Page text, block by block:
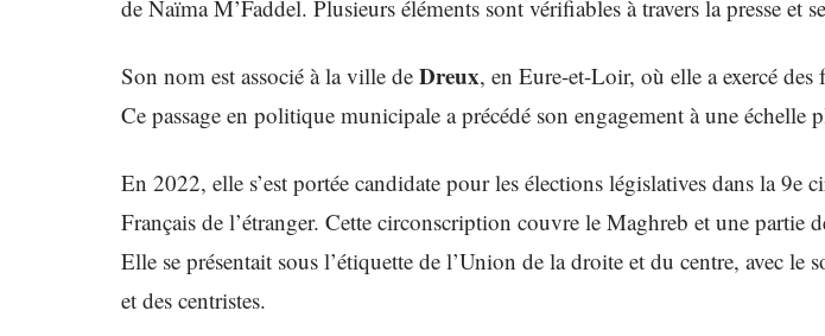
de Naïma M’Faddel. Plusieurs éléments sont vérifiables à travers la presse et
Son nom est associé à la ville de Dreux, en Eure-et-Loir, où elle a exercé des
Ce passage en politique municipale a précédé son engagement à une échelle
En 2022, elle s’est portée candidate pour les élections législatives dans la 9e
Français de l’étranger. Cette circonscription couvre le Maghreb et une partie
Elle se présentait sous l’étiquette de l’Union de la droite et du centre, avec le
et des centristes.